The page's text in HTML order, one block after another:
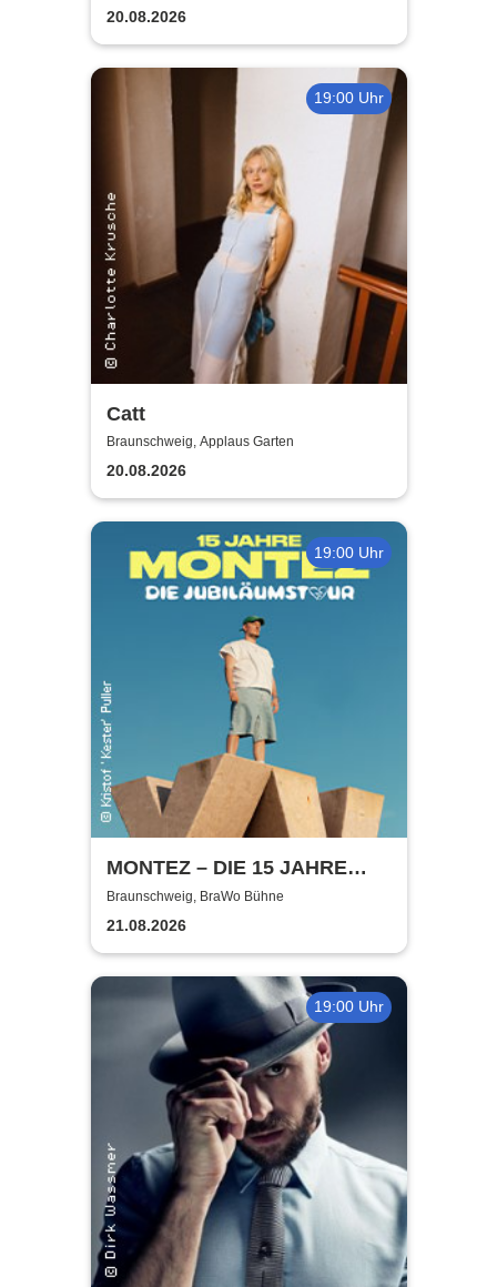
20.08.2026
19:00 Uhr
Catt
Braunschweig, Applaus Garten
20.08.2026
19:00 Uhr
MONTEZ – DIE 15 JAHRE
MONTEZ – TOUR
Braunschweig, BraWo Bühne
21.08.2026
19:00 Uhr